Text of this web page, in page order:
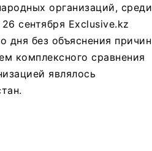
организаций, среди
сентября Exclusive.kz
дня без объяснения причин
комплексного сравнения
являлось